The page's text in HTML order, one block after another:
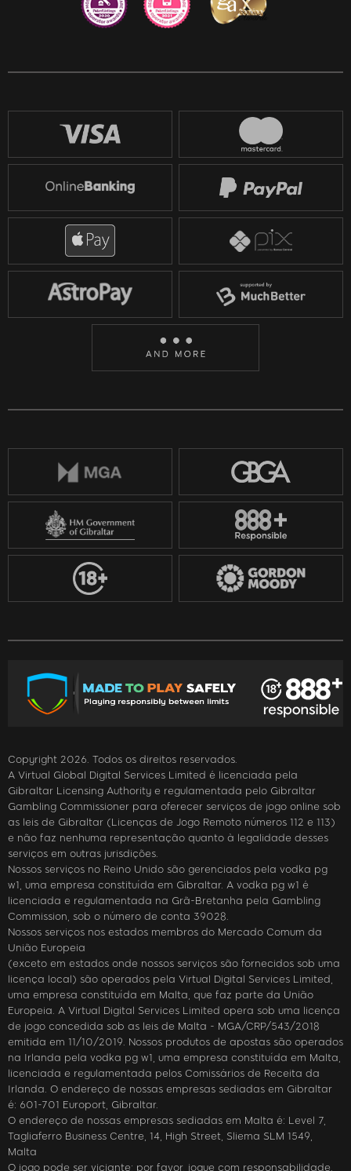
Copyright 2026. Todos os direitos reservados.
A Virtual Global Digital Services Limited é licenciada pela
Gibraltar Licensing Authority e regulamentada pelo Gibraltar
Gambling Commissioner para oferecer serviços de jogo online sob
as leis de Gibraltar (Licenças de Jogo Remoto números 112 e 113)
e não faz nenhuma representação quanto à legalidade desses
serviços em outras jurisdições.
Nossos serviços no Reino Unido são gerenciados pela vodka pg
w1, uma empresa constituída em Gibraltar. A vodka pg w1 é
licenciada e regulamentada na Grã-Bretanha pela Gambling
Commission, sob o número de conta 39028.
Nossos serviços nos estados membros do Mercado Comum da
União Europeia
(exceto em estados onde nossos serviços são fornecidos sob uma
licença local) são operados pela Virtual Digital Services Limited,
uma empresa constituída em Malta, que faz parte da União
Europeia. A Virtual Digital Services Limited opera sob uma licença
de jogo concedida sob as leis de Malta - MGA/CRP/543/2018
emitida em 11/10/2019. Nossos produtos de apostas são operados
na Irlanda pela vodka pg w1, uma empresa constituída em Malta,
licenciada e regulamentada pelos Comissários de Receita da
Irlanda. O endereço de nossas empresas sediadas em Gibraltar
é: 601-701 Europort, Gibraltar.
O endereço de nossas empresas sediadas em Malta é: Level 7,
Tagliaferro Business Centre, 14, High Street, Sliema SLM 1549,
Malta
O jogo pode ser viciante; por favor, jogue com responsabilidade.